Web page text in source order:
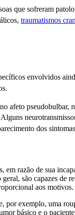
que sofreram
traumatismos
envolvidos
afeto pseudobulbar,
dos sintomas
em razão de sua
são capazes de
aos motivos.
por exemplo, uma
básico e o